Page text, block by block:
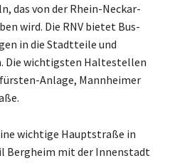
das von der Rhein-Neckar-
wird. Die RNV bietet Bus-
in die Stadtteile und
Die wichtigsten Haltestellen
Anlage, Mannheimer
wichtige Hauptstraße in
Bergheim mit der Innenstadt